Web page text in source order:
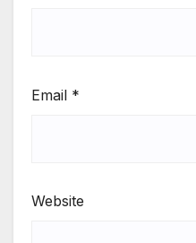
Email *
Website